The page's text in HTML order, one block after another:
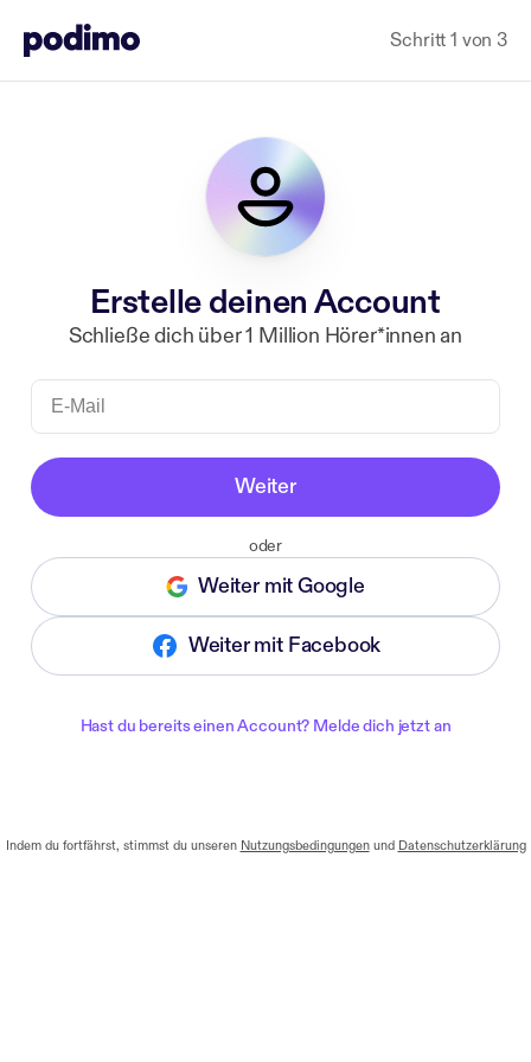
Schritt 1 von 3
Erstelle deinen Account
Schließe dich über 1 Million Hörer*innen an
Weiter
oder
Weiter mit Google
Weiter mit Facebook
Hast du bereits einen Account? Melde dich jetzt an
Indem du fortfährst, stimmst du unseren Nutzungsbedingungen und Datenschutzerklärung